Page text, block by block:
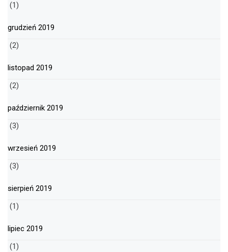
(1)
grudzień 2019
(2)
listopad 2019
(2)
październik 2019
(3)
wrzesień 2019
(3)
sierpień 2019
(1)
lipiec 2019
(1)